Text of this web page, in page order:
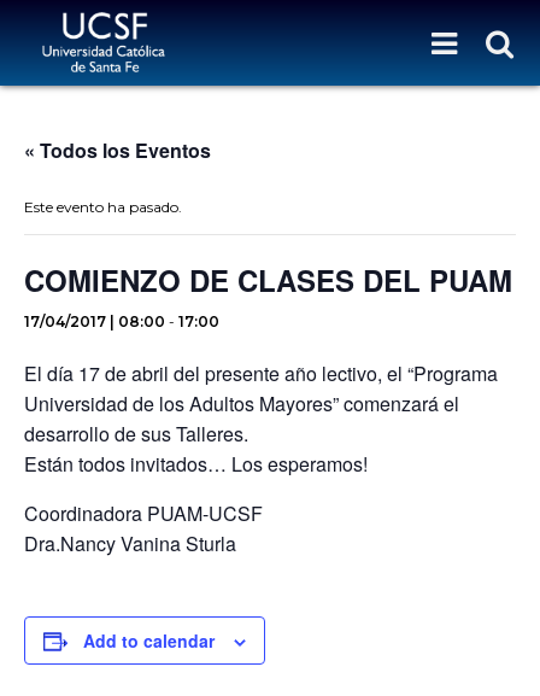
« Todos los Eventos
Este evento ha pasado.
COMIENZO DE CLASES DEL PUAM
17/04/2017 | 08:00 - 17:00
El día 17 de abril del presente año lectivo, el “Programa
Universidad de los Adultos Mayores” comenzará el
desarrollo de sus Talleres.
Están todos invitados… Los esperamos!
Coordinadora PUAM-UCSF
Dra.Nancy Vanina Sturla
Add to calendar